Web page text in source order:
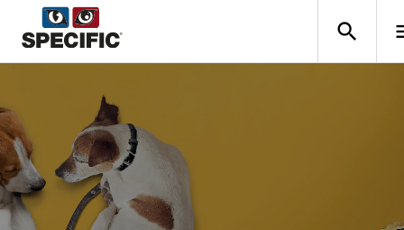
search